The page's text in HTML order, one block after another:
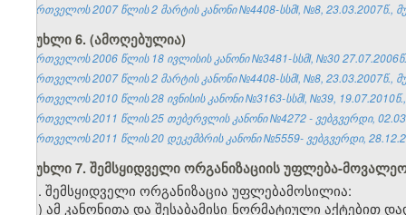
საქართველოს 2007 წლის 2 მარტის კანონი №4408-სსმI, №8, 23.03.2007წ.,
მუხლი 6. (ამოღებულია)
საქართველოს 2006 წლის 18 ივლისის კანონი №3481-სსმI, №30
საქართველოს 2007 წლის 2 მარტის კანონი №4408-სსმI, №8, 23.03.2007წ.,
საქართველოს 2010 წლის 28 ივნისის კანონი №3163-სსმI, №39,
საქართველოს 2011 წლის 25 თებერვლის კანონი №4272 - ვებგვერდი,
საქართველოს 2011 წლის 20 დეკემბრის კანონი №5559- ვებგვერდი,
მუხლი 7. შემსყიდველი ორგანიზაციის უფლება-
1. შემსყიდველი ორგანიზაცია უფლებამოსილია:
ა) ამ კანონითა და შესაბამისი ნორმატიული აქტებით